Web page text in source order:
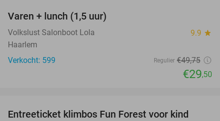
Varen + lunch (1,5 uur)
Volkslust Salonboot Lola 9.9 star
Haarlem
Verkocht: 599
Regulier €49,75
€29,50
Entreeticket klimbos Fun Forest voor kind